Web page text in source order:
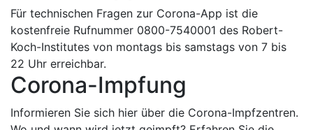
Für technischen Fragen zur Corona-App ist die
kostenfreie Rufnummer 0800-7540001 des Robert-
Koch-Institutes von montags bis samstags von 7 bis
22 Uhr erreichbar.
Corona-Impfung
Informieren Sie sich hier über die Corona-Impfzentren.